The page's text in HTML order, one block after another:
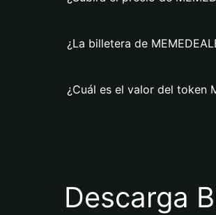
¿La billetera de
¿Cuál es el valor del token
Descarga